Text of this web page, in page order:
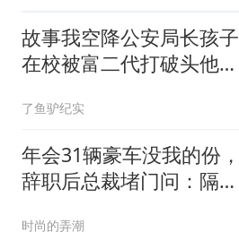
故事我空降公安局长孩子
在校被富二代打破头他爹
了鱼驴纪实
年会31辆豪车没我的份，
辞职后总裁堵门问：隔壁
时尚的弄潮